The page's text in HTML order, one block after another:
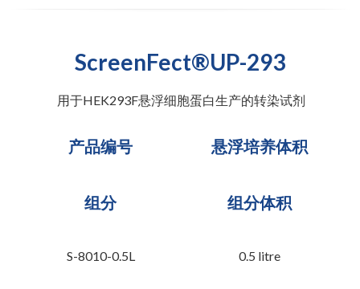
ScreenFect®UP-293
用于HEK293F悬浮细胞蛋白生产的转染试剂
产品编号 悬浮培养体积
组分 组分体积
S-8010-0.5L 0.5 litre